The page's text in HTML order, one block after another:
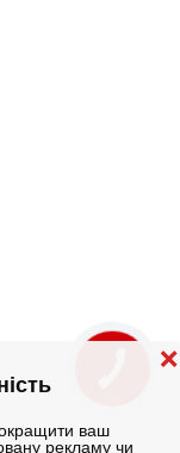
ваш
рекламу чи
❌